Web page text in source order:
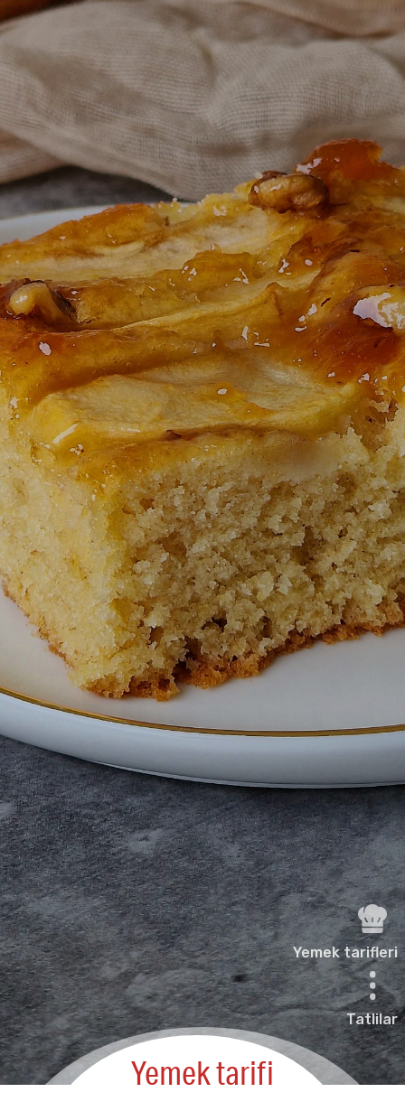
Yemek tarifleri
Tatlilar
Yemek tarifi